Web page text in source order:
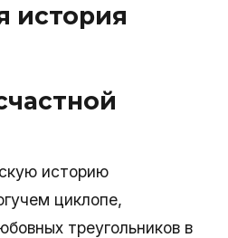
история
историю
циклопе,
треугольников в